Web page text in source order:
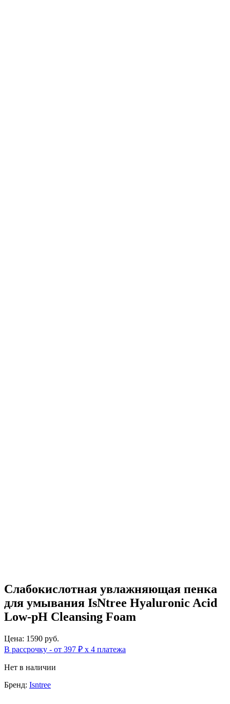
Слабокислотная увлажняющая пенка
для умывания IsNtree Hyaluronic Acid
Low-pH Cleansing Foam
Цена: 1590 руб.
В рассрочку - от 397 ₽ х 4 платежа
Нет в наличии
Бренд: Isntree